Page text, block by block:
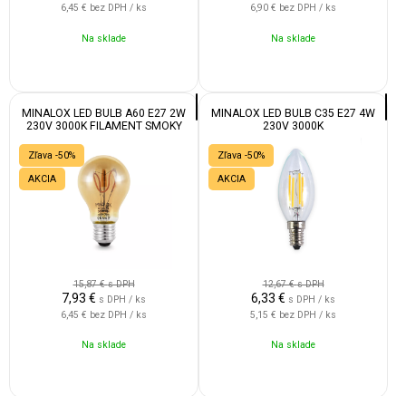
6,45 € bez DPH / ks
Na sklade
6,90 € bez DPH / ks
Na sklade
MINALOX LED BULB A60 E27 2W
230V 3000K FILAMENT SMOKY
Zľava -50%
AKCIA
15,87 €s DPH
7,93 € s DPH / ks
6,45 € bez DPH / ks
Na sklade
MINALOX LED BULB C35 E27 4W
230V 3000K
Zľava -50%
AKCIA
12,67 €s DPH
6,33 € s DPH / ks
5,15 € bez DPH / ks
Na sklade